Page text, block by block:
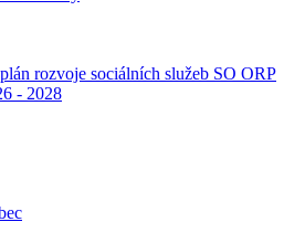
rozvoje sociálních služeb SO ORP
- 2028